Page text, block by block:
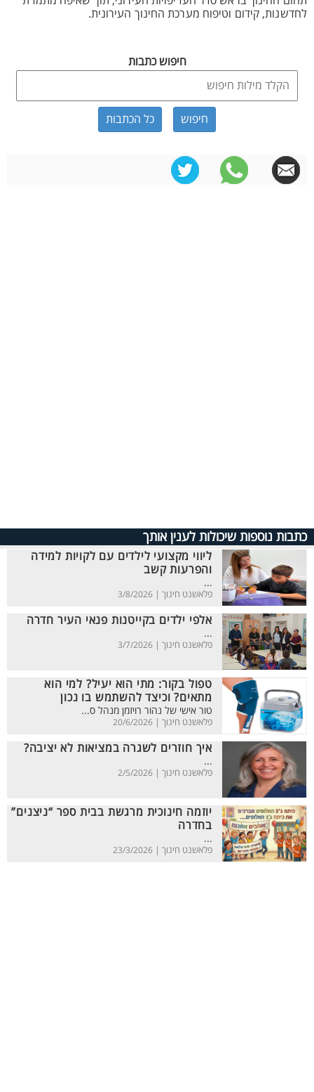
לחדשנות, קידום וטיפוח מערכת החינוך העירונית.
חיפוש כתבות
כל הכתבות
כתבות נוספות שיכולות לענין אותך
ליווי מקצועי לילדים עם לקויות למידה
והפרעות קשב
...
פלאשנט חינוך | 3/8/2026
אלפי ילדים בקייטנות פנאי העיר חדרה
...
פלאשנט חינוך | 3/7/2026
טפול בקור: מתי הוא יעיל? למי הוא
מתאים? וכיצד להשתמש בו נכון
טור אישי של נהור רויזמן מנהל ס...
פלאשנט חינוך | 20/6/2026
איך חוזרים לשגרה במציאות לא יציבה?
...
פלאשנט חינוך | 2/5/2026
יוזמה חינוכית מרגשת בבית ספר “ניצנים”
בחדרה
...
פלאשנט חינוך | 23/3/2026